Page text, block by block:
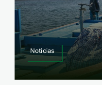
Noticias